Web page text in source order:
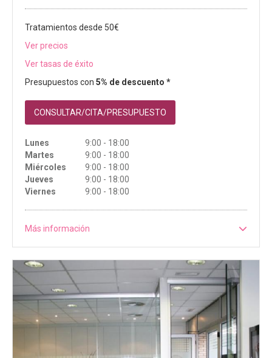
Tratamientos desde 50€
Ver precios
Ver tasas de éxito
Presupuestos con 5% de descuento *
CONSULTAR/CITA/PRESUPUESTO
Lunes
9:00 - 18:00
Martes
9:00 - 18:00
Miércoles
9:00 - 18:00
Jueves
9:00 - 18:00
Viernes
9:00 - 18:00
Más información